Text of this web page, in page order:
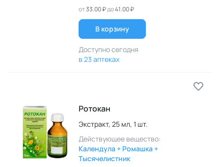
от33.00 ₽до41.00 ₽
В корзину
Доступно сегодня
в 23 аптеках
Ротокан
Экстракт, 25 мл, 1 шт.
Действующее вещество:
Календула + Ромашка +
Тысячелистник